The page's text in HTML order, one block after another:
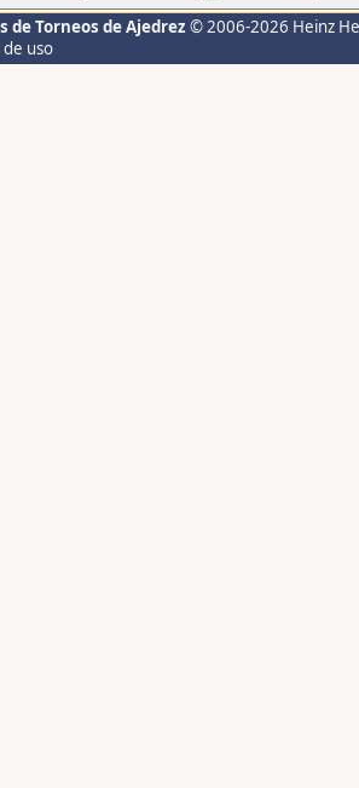
de Torneos de Ajedrez © 2006-2026 Heinz
uso